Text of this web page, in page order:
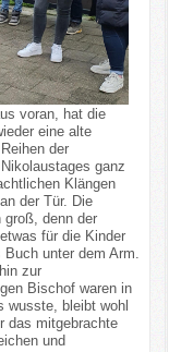
voran, hat die
eine alte
der
ganz
Klängen
der Tür. Die
groß, denn der
für die Kinder
unter dem Arm.
zur
Bischof waren in
wusste, bleibt wohl
das mitgebrachte
und